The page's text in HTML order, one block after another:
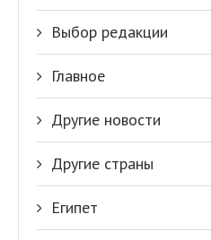
Выбор редакции
Главное
Другие новости
Другие страны
Египет